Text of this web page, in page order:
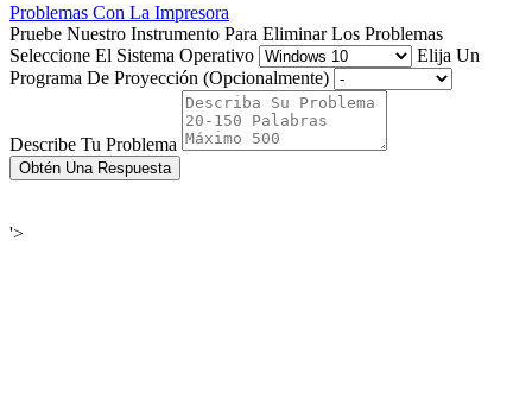
Problemas Con La Impresora
Pruebe Nuestro Instrumento Para Eliminar Los Problemas
Seleccione El Sistema Operativo
Elija Un
Programa De Proyección (Opcionalmente)
Describe Tu Problema
Obtén Una Respuesta
'>